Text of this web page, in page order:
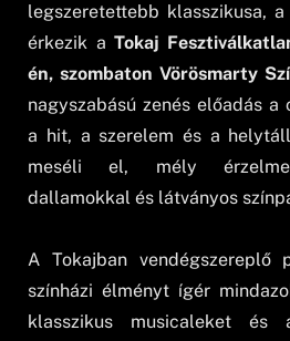
legszeretettebb klasszikusa, a
érkezik a Tokaj
én, szombaton Vörösmarty
nagyszabású zenés előadás a
a hit, a szerelem és a
meséli el, mély
dallamokkal és látványos
A Tokajban vendégszereplő
színházi élményt ígér
klasszikus musicaleket és